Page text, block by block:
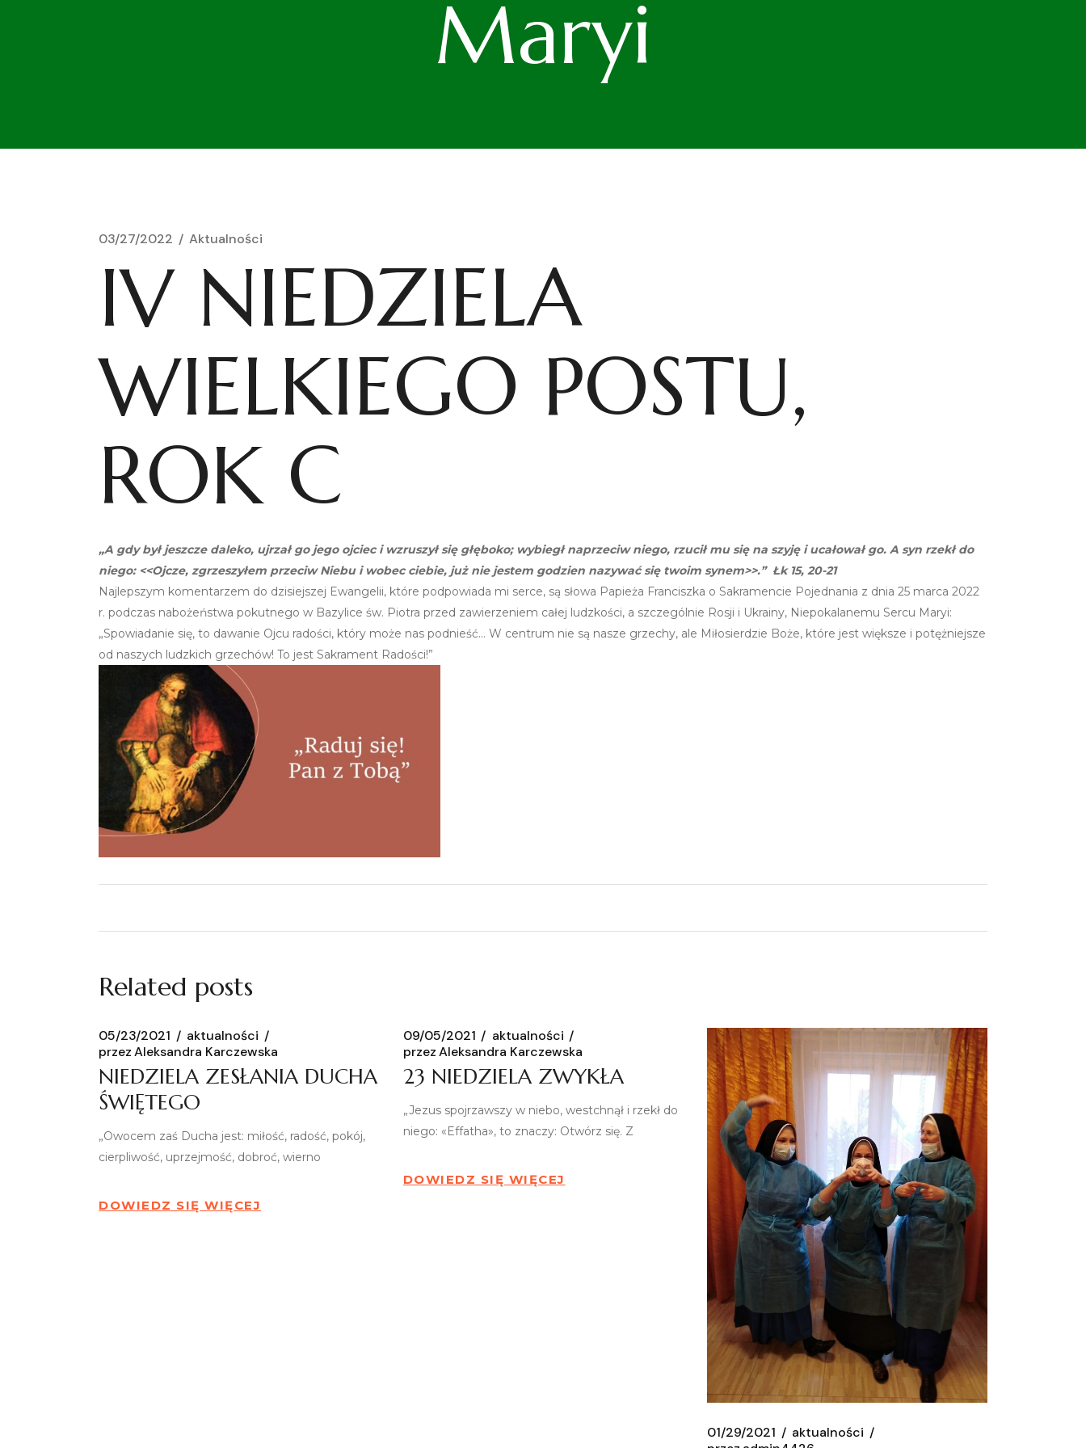
Maryi
03/27/2022 Aktualności
IV NIEDZIELA
WIELKIEGO POSTU,
ROK C
„A gdy był jeszcze daleko, ujrzał go jego ojciec i wzruszył się głęboko; wybiegł naprzeciw niego, rzucił mu się na szyję i ucałował go. A syn rzekł do
niego: <<Ojcze, zgrzeszyłem przeciw Niebu i wobec ciebie, już nie jestem godzien nazywać się twoim synem>>.” Łk 15, 20-21
Najlepszym komentarzem do dzisiejszej Ewangelii, które podpowiada mi serce, są słowa Papieża Franciszka o Sakramencie Pojednania z dnia 25 marca 2022
r. podczas nabożeństwa pokutnego w Bazylice św. Piotra przed zawierzeniem całej ludzkości, a szczególnie Rosji i Ukrainy, Niepokalanemu Sercu Maryi:
„Spowiadanie się, to dawanie Ojcu radości, który może nas podnieść… W centrum nie są nasze grzechy, ale Miłosierdzie Boże, które jest większe i potężniejsze
od naszych ludzkich grzechów! To jest Sakrament Radości!”
Related posts
05/23/2021
aktualności
przezAleksandra Karczewska
NIEDZIELA ZESŁANIA DUCHA
ŚWIĘTEGO
„Owocem zaś Ducha jest: miłość, radość, pokój,
cierpliwość, uprzejmość, dobroć, wierno
DOWIEDZ SIĘ WIĘCEJ
09/05/2021
aktualności
przezAleksandra Karczewska
23 NIEDZIELA ZWYKŁA
„Jezus spojrzawszy w niebo, westchnął i rzekł do
niego: «Effatha», to znaczy: Otwórz się. Z
DOWIEDZ SIĘ WIĘCEJ
01/29/2021
aktualności